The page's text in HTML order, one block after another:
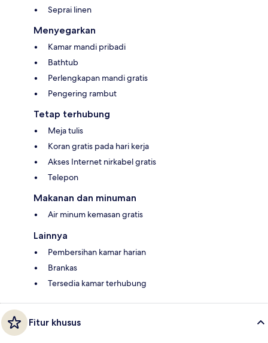
Seprai linen
Menyegarkan
Kamar mandi pribadi
Bathtub
Perlengkapan mandi gratis
Pengering rambut
Tetap terhubung
Meja tulis
Koran gratis pada hari kerja
Akses Internet nirkabel gratis
Telepon
Makanan dan minuman
Air minum kemasan gratis
Lainnya
Pembersihan kamar harian
Brankas
Tersedia kamar terhubung
Fitur khusus